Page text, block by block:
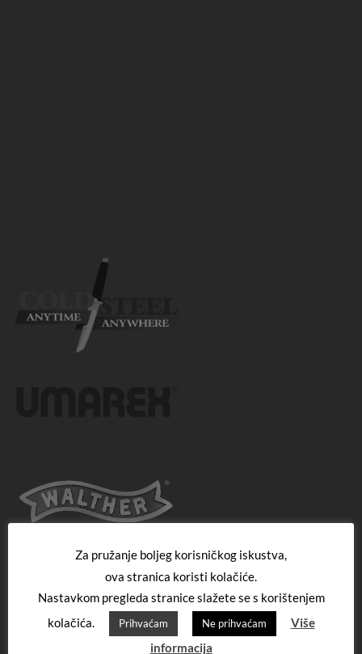
Za pružanje boljeg korisničkog iskustva,
ova stranica koristi kolačiće.
Nastavkom pregleda stranice slažete se s korištenjem
kolačića.
Prihvaćam Ne prihvaćam
Više
informacija